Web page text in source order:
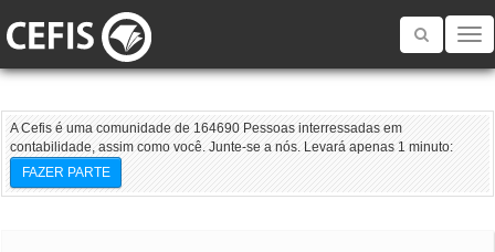
Toggle
A Cefis é uma comunidade de 164690 Pessoas interressadas em
contabilidade, assim como você. Junte-se a nós. Levará apenas 1 minuto:
FAZER PARTE